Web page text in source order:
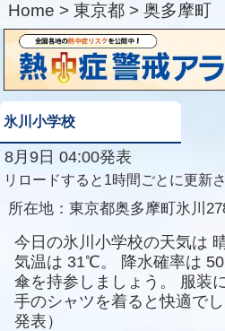
Home > 東京都 > 奥多摩町
氷川小学校
8月9日 04:00発表
リロードすると1時間ごとに更新さ
所在地： 東京都奥多摩町氷川
今日の氷川小学校の天気は
気温は 31℃。 降水確率は
傘を持参しましょう。
服装
手のシャツを着ると快適でし
発表）